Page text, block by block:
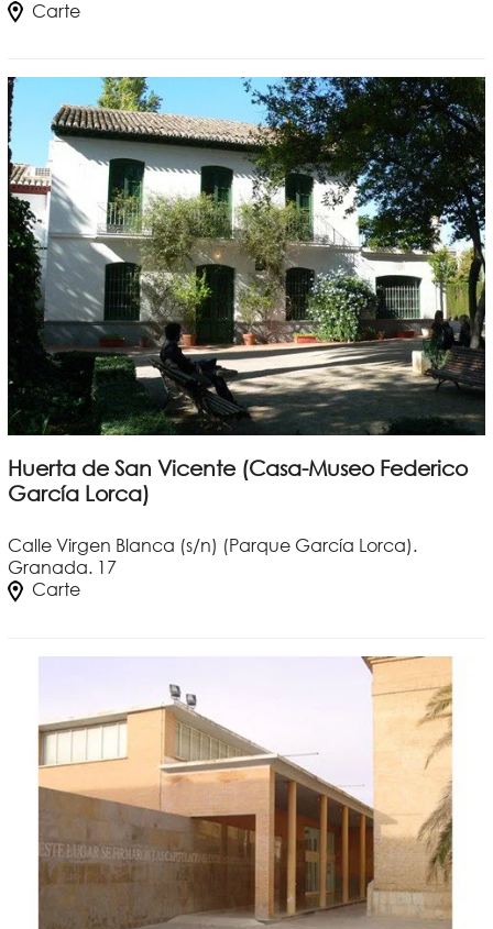
Carte
Huerta de San Vicente (Casa-Museo Federico
García Lorca)
Calle Virgen Blanca (s/n) (Parque García Lorca).
Granada. 17
Carte